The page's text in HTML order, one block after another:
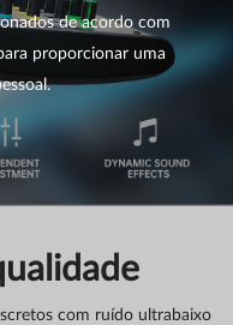
de acordo com
proporcionar uma
com ruído ultrabaixo